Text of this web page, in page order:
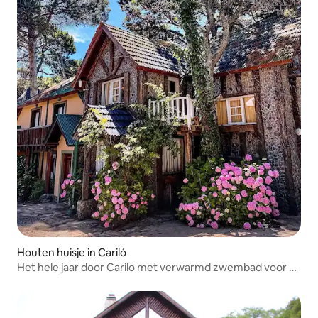
Houten huisje in Cariló
Het hele jaar door Carilo met verwarmd zwembad voor 6